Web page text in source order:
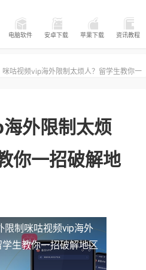
电脑软件 安卓下载 苹果下载 资讯教程
咪咕视频vip海外限制太烦人？留学生教你一
外限制太烦
你一招破解地
限制 咪咕视频vip海外
生教你一招破解地区